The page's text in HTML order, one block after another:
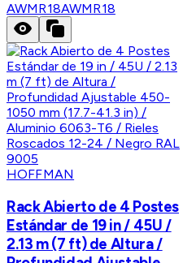
AWMR18AWMR18
HOFFMAN
Rack Abierto de 4 Postes
Estándar de 19 in / 45U /
2.13 m (7 ft) de Altura /